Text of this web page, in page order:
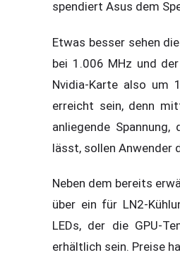
spendiert Asus dem
Etwas besser sehen
bei 1.006 MHz und
Nvidia-Karte also um
erreicht sein, denn
anliegende
lässt, sollen Anwender
Neben dem bereits
über ein für LN2-
LEDs, der die GPU-
erhältlich sein. Preise